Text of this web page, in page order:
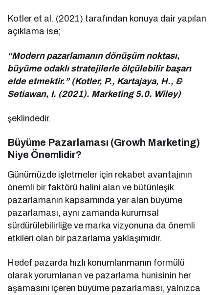
Kotler et al. (2021) tarafından konuya dair yapılan
açıklama ise;
“Modern pazarlamanın dönüşüm noktası,
büyüme odaklı stratejilerle ölçülebilir başarı
elde etmektir.” (Kotler, P., Kartajaya, H., &
Setiawan, I. (2021). Marketing 5.0. Wiley)
şeklindedir.
Büyüme Pazarlaması (Growh Marketing)
Niye Önemlidir?
Günümüzde işletmeler için rekabet avantajının
önemli bir faktörü halini alan ve bütünleşik
pazarlamanın kapsamında yer alan büyüme
pazarlaması, aynı zamanda kurumsal
sürdürülebilirliğe ve marka vizyonuna da önemli
etkileri olan bir pazarlama yaklaşımıdır.
Hedef pazarda hızlı konumlanmanın formülü
olarak yorumlanan ve pazarlama hunisinin her
aşamasını içeren büyüme pazarlaması, yalnızca